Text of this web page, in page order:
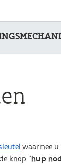
waarmee
knop "hulp